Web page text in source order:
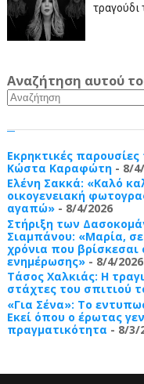
τραγούδι
Αναζήτηση αυτού
Εκρηκτικές
Κώστα Καραφώτη- 8/
Ελένη Σακκά: «Καλό
οικογενειακή
αγαπώ»- 8/4/2026
Στήριξη των
Σιαμπάνου: «Μαρία,
χρόνια που
ενημέρωσης»- 8/4/2026
Τάσος Χαλκιάς: Η
στάχτες του σπιτιού
«Για Σένα»: Το
Εκεί όπου ο έρωτας
πραγματικότητα - 8/3/